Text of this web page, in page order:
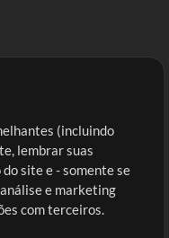
se
(incluindo
lembrar suas
site e - somente se
e marketing
com terceiros.